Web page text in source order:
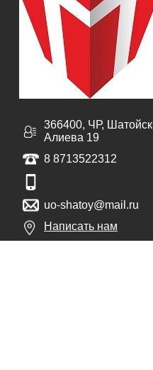
366400, ЧР,
Алиева 19
8 8713522312
uo-shatoy@mail.ru
Написать нам